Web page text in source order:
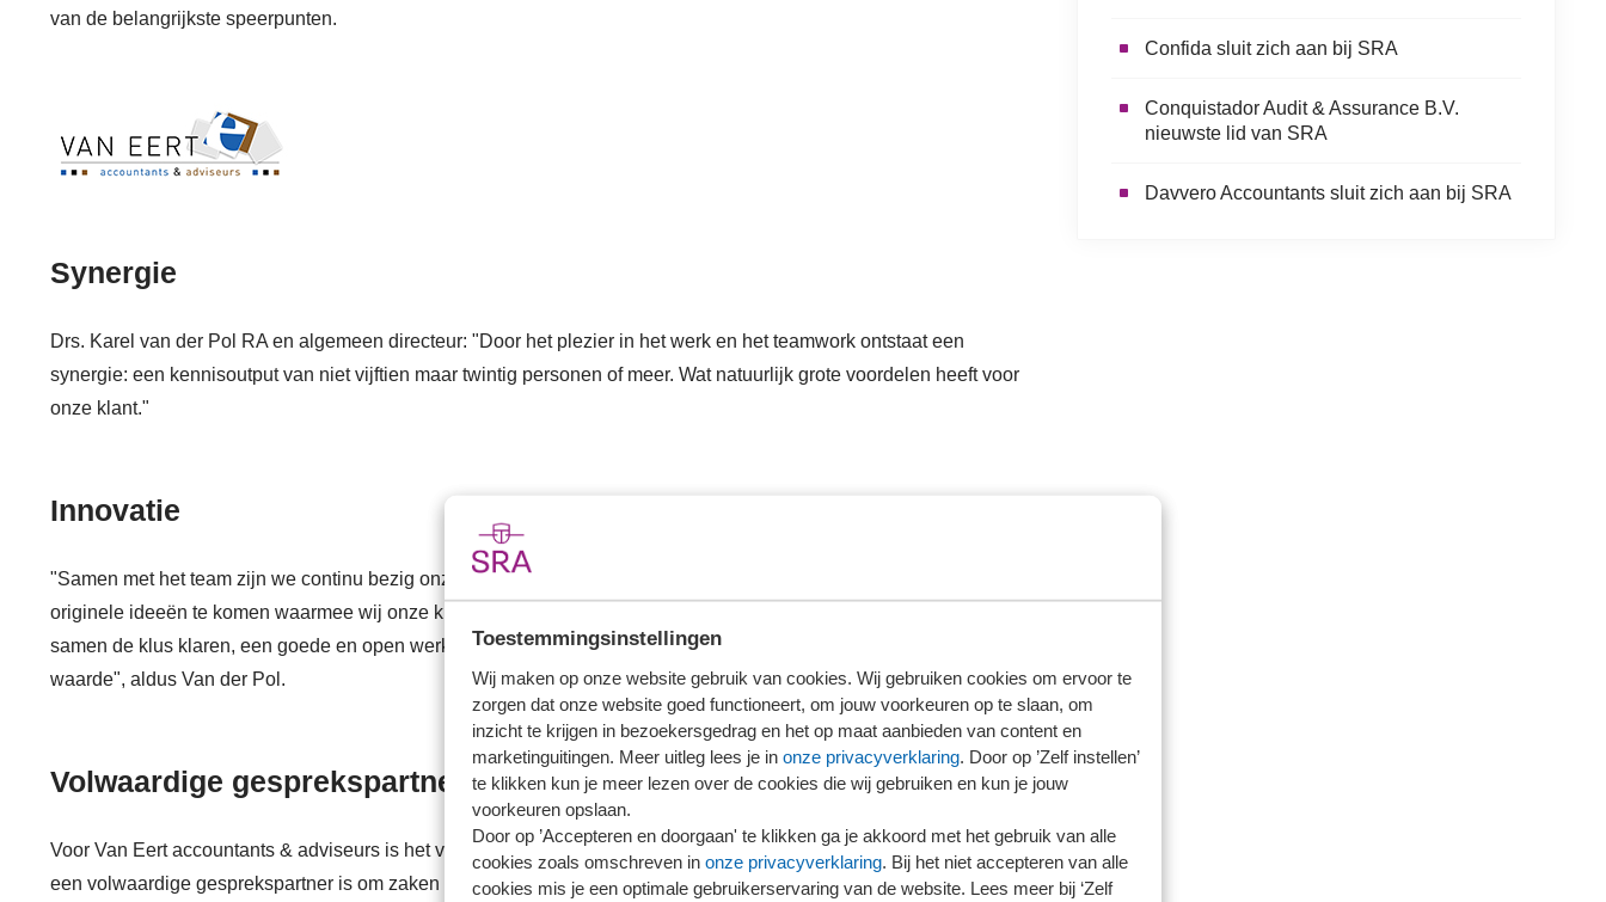
Toestemmingsinstellingen
Wij maken op onze website gebruik van cookies. Wij gebruiken cookies om ervoor te
zorgen dat onze website goed functioneert, om jouw voorkeuren op te slaan, om
inzicht te krijgen in bezoekersgedrag en het op maat aanbieden van content en
marketinguitingen. Meer uitleg lees je in onze privacyverklaring. Door op ’Zelf instellen’
te klikken kun je meer lezen over de cookies die wij gebruiken en kun je jouw
voorkeuren opslaan.
Door op ’Accepteren en doorgaan' te klikken ga je akkoord met het gebruik van alle
cookies zoals omschreven in onze privacyverklaring. Bij het niet accepteren van alle
cookies mis je een optimale gebruikerservaring van de website. Lees meer bij ‘Zelf
van de belangrijkste speerpunten.
Synergie
Drs. Karel van der Pol RA en algemeen directeur: "Door het plezier in het werk en het teamwork ontstaat een
synergie: een kennisoutput van niet vijftien maar twintig personen of meer. Wat natuurlijk grote voordelen heeft voor
onze klant."
Innovatie
"Samen met het team zijn we continu bezig onze werkcultuur dusdanig te innoveren om op creatieve wijze tot meer
originele ideeën te komen waarmee wij onze klanten kunnen ondersteunen. Voor ons leidt deze innovatiegedachte,
samen de klus klaren, een goede en open werksfeer en een prettig contact met klanten tot een enorme toegevoegde
waarde", aldus Van der Pol.
Volwaardige gesprekspartner
Voor Van Eert accountants & adviseurs is het van belang dat SRA bij stakeholders als de Rijksoverheid, AFM en NBA
een volwaardige gesprekspartner is om zaken kenbaar en bespreekbaar te maken. Van der Pol: "Denk aan de
Confida sluit zich aan bij SRA
Conquistador Audit & Assurance B.V.
nieuwste lid van SRA
Davvero Accountants sluit zich aan bij SRA